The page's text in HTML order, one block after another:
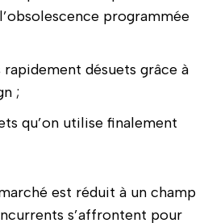
programmée
désuets grâce à
;
qu’on utilise finalement
est réduit à un champ
s’affrontent pour